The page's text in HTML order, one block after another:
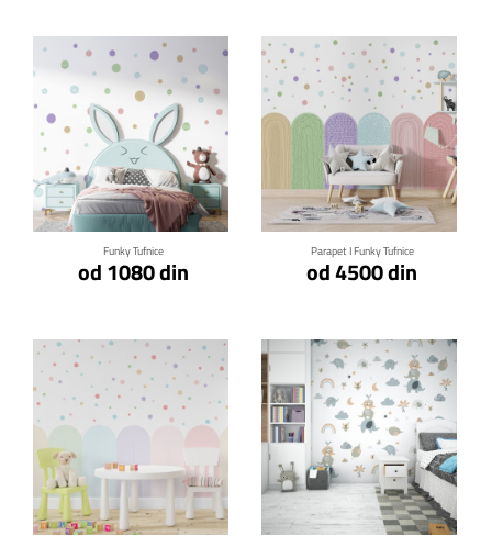
Funky Tufnice
od 1080 din
Klikni za detalje
Parapet I Funky Tufnice
od 4500 din
Klikni za detalje
Klikni za detalje Klikni za detalje